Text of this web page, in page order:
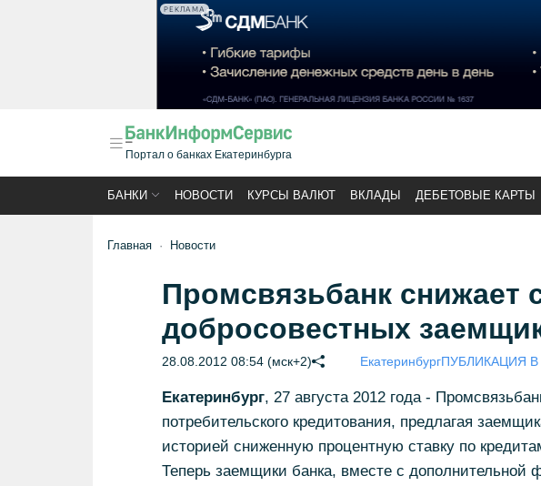
РЕКЛАМА
Портал о банках Екатеринбурга
БАНКИ НОВОСТИ КУРСЫ ВАЛЮТ ВКЛАДЫ ДЕБЕТОВЫЕ КАРТЫ
Главная Новости
Промсвязьбанк снижает
добросовестных
28.08.2012 08:54 (мск+2) ЕкатеринбургПУБЛИКАЦИЯ В
Екатеринбург, 27 августа 2012 года -
потребительского кредитования, предлагая
историей сниженную процентную ставку по
Теперь заемщики банка, вместе с дополнительной